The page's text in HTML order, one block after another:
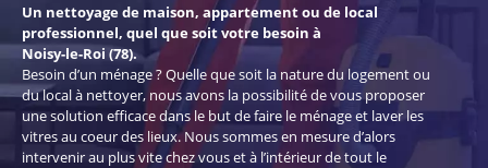
Un nettoyage de maison, appartement ou de local
professionnel, quel que soit votre besoin à
Noisy-le-Roi (78).
Besoin d’un ménage ? Quelle que soit la nature du logement ou
du local à nettoyer, nous avons la possibilité de vous proposer
une solution efficace dans le but de faire le ménage et laver les
vitres au coeur des lieux. Nous sommes en mesure d’alors
intervenir au plus vite chez vous et à l’intérieur de tout le